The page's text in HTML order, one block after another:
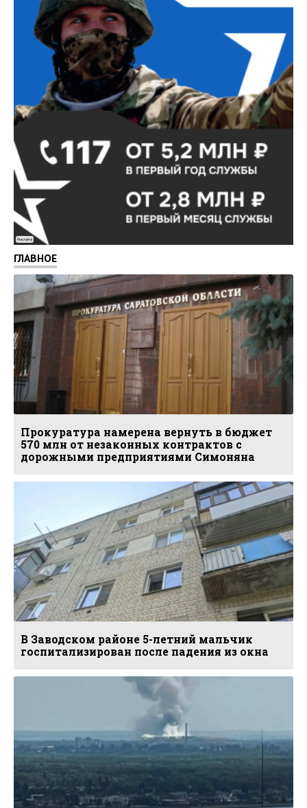
Реклама
ГЛАВНОЕ
Прокуратура намерена вернуть в бюджет
570 млн от незаконных контрактов с
дорожными предприятиями Симоняна
В Заводском районе 5-летний мальчик
госпитализирован после падения из окна